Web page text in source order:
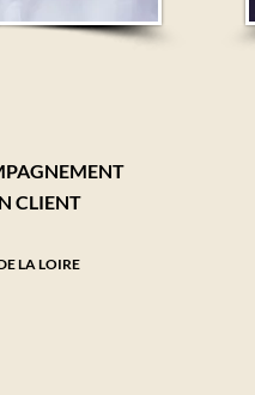
CLIENT
LA LOIRE